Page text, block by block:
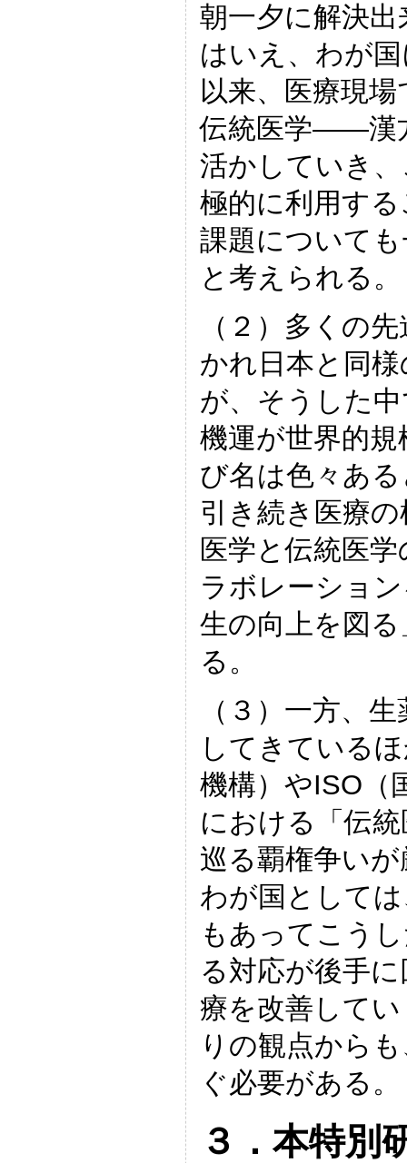
朝一夕に解決
はいえ、わが
以来、医療現
伝統医学――漢
活かしていき
極的に利用す
課題について
と考えられる。
（２）多くの
かれ日本と同
が、そうした
機運が世界的
び名は色々あ
引き続き医療
医学と伝統医
ラボレーショ
生の向上を図
る。
（３）一方、
してきている
機構）やISO（
における「伝
巡る覇権争い
わが国として
もあってこう
る対応が後手
療を改善して
りの観点から
ぐ必要がある。
３．本特別